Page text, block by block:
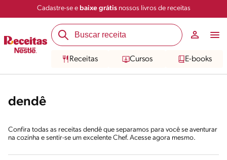
Cadastre-se e baixe grátisnossos livros de receitas
Receitas Cursos E-books
dendê
Confira todas as receitas dendê que separamos para você se aventurar
na cozinha e sentir-se um excelente Chef. Acesse agora mesmo.